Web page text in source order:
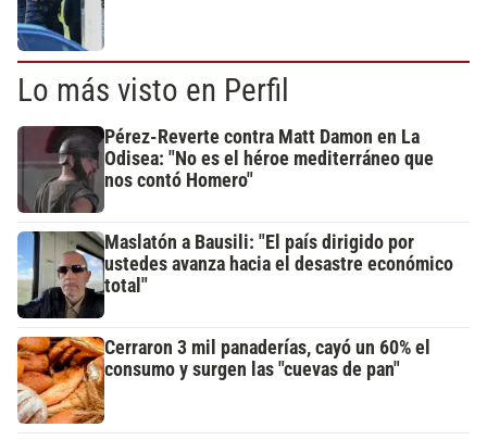
Lo más visto en Perfil
Pérez-Reverte contra Matt Damon en La
Odisea: "No es el héroe mediterráneo que
nos contó Homero"
Maslatón a Bausili: "El país dirigido por
ustedes avanza hacia el desastre económico
total"
Cerraron 3 mil panaderías, cayó un 60% el
consumo y surgen las "cuevas de pan"